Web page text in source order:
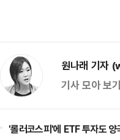
원나래 기자
기사 모아 보
'롤러코스피'에 ETF 투자도